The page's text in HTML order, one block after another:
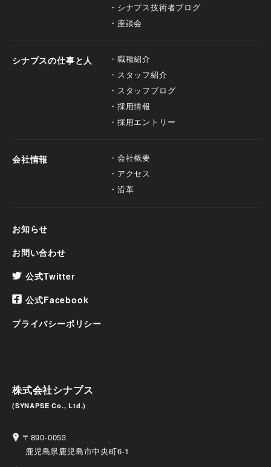
株式会社シナプス
(SYNAPSE Co., Ltd.)
〒890-0053
鹿児島県鹿児島市中央町6-1
シナプス技術者ブログ
座談会
シナプスの仕事と人
職種紹介
スタッフ紹介
スタッフブログ
採用情報
採用エントリー
会社情報
会社概要
アクセス
沿革
お知らせ
お問い合わせ
公式Twitter
公式Facebook
プライバシーポリシー